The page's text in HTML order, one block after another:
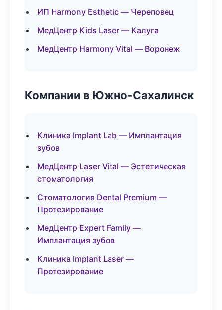
ИП Harmony Esthetic — Череповец
МедЦентр Kids Laser — Калуга
МедЦентр Harmony Vital — Воронеж
Компании в Южно-Сахалинск
Клиника Implant Lab — Имплантация
зубов
МедЦентр Laser Vital — Эстетическая
стоматология
Стоматология Dental Premium —
Протезирование
МедЦентр Expert Family —
Имплантация зубов
Клиника Implant Laser —
Протезирование